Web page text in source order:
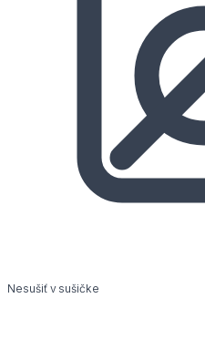
Nesušiť v sušičke